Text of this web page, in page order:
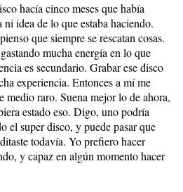
hacía cinco meses que había
ni idea de lo que estaba haciendo.
que siempre se rescatan cosas.
mucha energía en lo que
es secundario. Grabar ese disco
experiencia. Entonces a mí me
medio raro. Suena mejor lo de ahora,
estado eso. Digo, uno podría
el super disco, y puede pasar que
todavía. Yo prefiero hacer
y capaz en algún momento hacer